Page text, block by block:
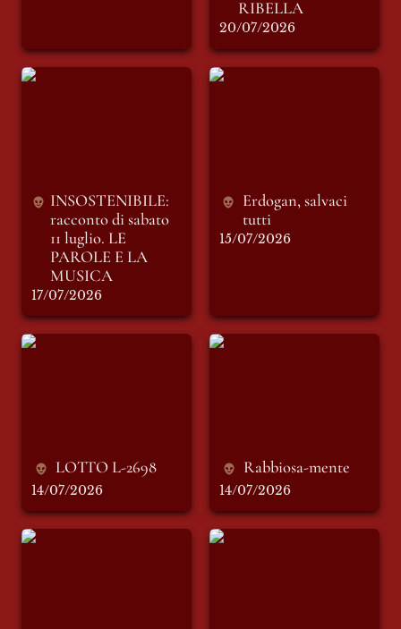
RIBELLA
20/07/2026
INSOSTENIBILE:
INSOSTENIBILE:
racconto di sabato
11 luglio. LE
PAROLE E LA
MUSICA
17/07/2026
Erdogan, salvaci
Erdogan, salvaci
tutti
15/07/2026
LOTTO L-2698
LOTTO L-2698
14/07/2026
Rabbiosa-mente
Rabbiosa-mente
14/07/2026
Scappati di casa
LA MOSCA